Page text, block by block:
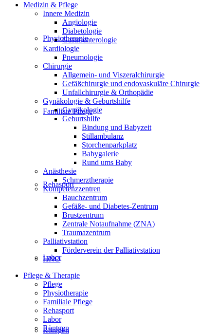
Physiotherapie
Familiale Pflege
Rehasport
Labor
Röntgen
Medizin & Pflege
Innere Medizin
Angiologie
Diabetologie
Gastroenterologie
Kardiologie
Pneumologie
Chirurgie
Allgemein- und Viszeralchirurgie
Gefäßchirurgie und endovaskuläre Chirurgie
Unfallchirurgie & Orthopädie
Gynäkologie & Geburtshilfe
Gynäkologie
Geburtshilfe
Bindung und Babyzeit
Stillambulanz
Storchenparkplatz
Babygalerie
Rund ums Baby
Anästhesie
Schmerztherapie
Kompetenzzentren
Bauchzentrum
Gefäße- und Diabetes-Zentrum
Brustzentrum
Zentrale Notaufnahme (ZNA)
Traumazentrum
Palliativstation
Förderverein der Palliativstation
HNO
Pflege & Therapie
Pflege
Physiotherapie
Familiale Pflege
Rehasport
Labor
Röntgen